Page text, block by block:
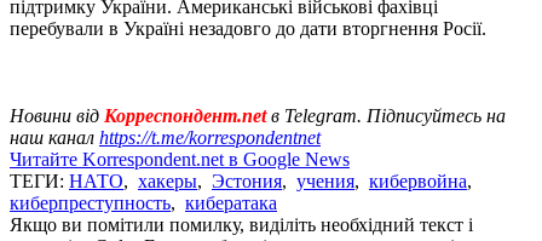
підтримку України. Американські військові фахівці
перебували в Україні незадовго до дати вторгнення Росії.
Новини від Корреспондент.netв Telegram. Підписуйтесь на
наш канал https://t.me/korrespondentnet
Читайте Korrespondent.net в Google News
ТЕГИ: НАТО, хакеры, Эстония, учения, кибервойна,
киберпреступность, кибератака
Якщо ви помітили помилку, виділіть необхідний текст і